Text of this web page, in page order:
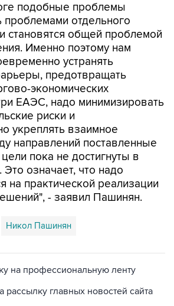
подобные проблемы
проблемами отдельного
становятся общей проблемой
Именно поэтому нам
устранять
предотвращать
экономических
ЕАЭС, надо минимизировать
риски и
укреплять взаимное
направлений поставленные
пока не достигнуты в
означает, что надо
на практической реализации
- заявил Пашинян.
Никол Пашинян
на профессиональную ленту
рассылку главных новостей сайта